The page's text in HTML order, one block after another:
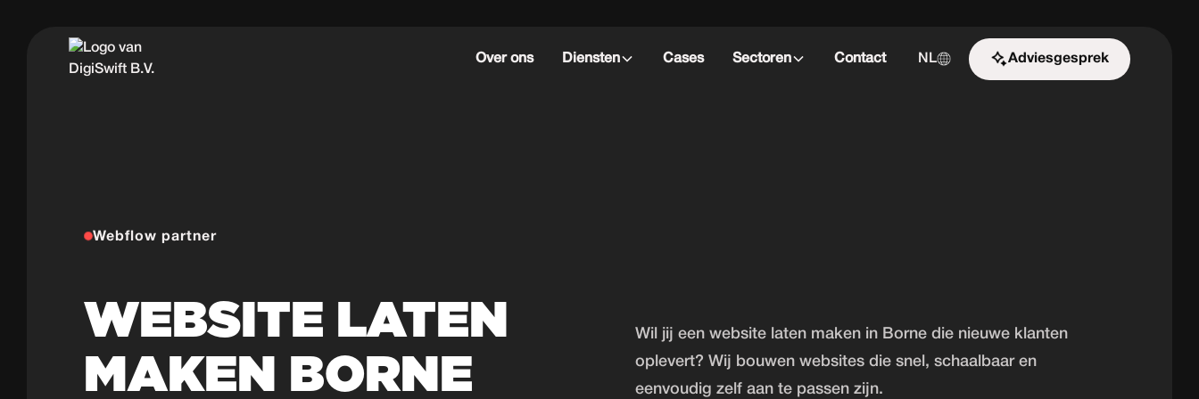
Over ons Diensten Cases Sectoren Contact NL
Adviesgesprek
Start de uitdaging
Webflow partner
WEBSITE LATEN
MAKEN BORNE
Wil jij een website laten maken in Borne die nieuwe klanten
oplevert? Wij bouwen websites die snel, schaalbaar en
eenvoudig zelf aan te passen zijn.